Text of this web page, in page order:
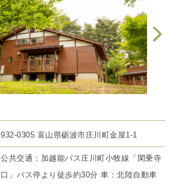
932-0305 富山県砺波市庄川町金屋1-1
公共交通：加越能バス庄川町小牧線「閑乗寺
口」バス停より徒歩約30分 車：北陸自動車